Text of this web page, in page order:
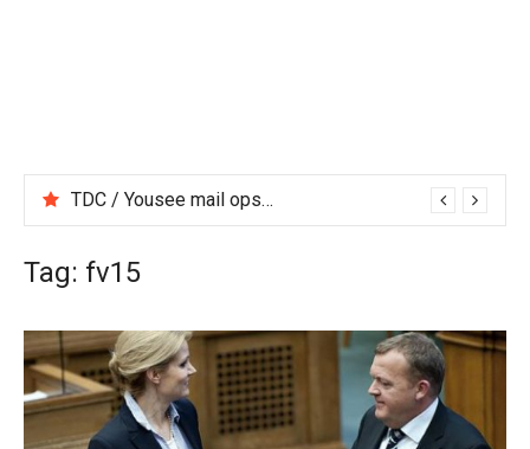
TDC / Yousee mail opsætning, pop3, smtp m.m.
Tag: fv15